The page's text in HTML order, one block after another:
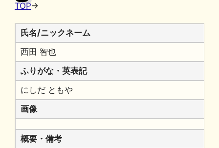
TOP→
氏名/ニックネーム
西田 智也
ふりがな・英表記
にしだ ともや
画像
概要・備考